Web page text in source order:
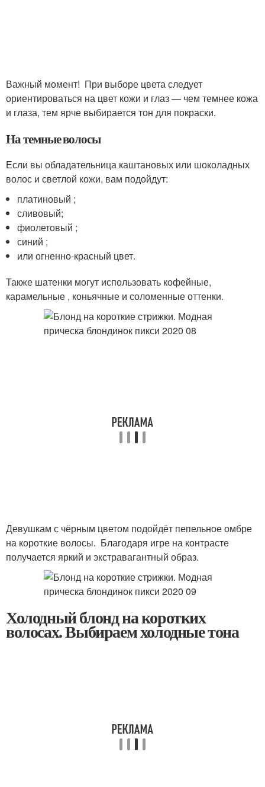
Важный момент! При выборе цвета следует
ориентироваться на цвет кожи и глаз — чем темнее кожа
и глаза, тем ярче выбирается тон для покраски.
На темные волосы
Если вы обладательница каштановых или шоколадных
волос и светлой кожи, вам подойдут:
платиновый ;
сливовый;
фиолетовый ;
синий ;
или огненно-красный цвет.
Также шатенки могут использовать кофейные,
карамельные , коньячные и соломенные оттенки.
Девушкам с чёрным цветом подойдёт пепельное омбре
на короткие волосы. Благодаря игре на контрасте
получается яркий и экстравагантный образ.
Холодный блонд на коротких
волосах. Выбираем холодные тона